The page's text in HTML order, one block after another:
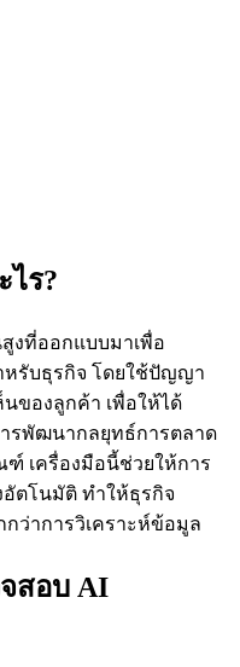
ไร?
งที่ออกแบบมาเพื่อ
หรับธุรกิจ โดยใช้ปัญญา
ของลูกค้า เพื่อให้ได้
รพัฒนากลยุทธ์การตลาด
เครื่องมือนี้ช่วยให้การ
อัตโนมัติ ทำให้ธุรกิจ
ว่าการวิเคราะห์ข้อมูล
สอบ AI